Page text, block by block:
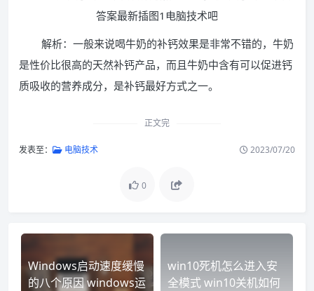
解析：一般来说喝牛奶的补钙效果是非常不错的，牛奶
是性价比很高的天然补钙产品，而且牛奶中含有可以促进钙
质吸收的营养成分，是补钙最好方式之一。
正文完
发表至： 电脑技术 2023/07/20
0
Windows启动速度缓慢
的八个原因 windows运
win10死机怎么进入安
全模式 win10关机如何